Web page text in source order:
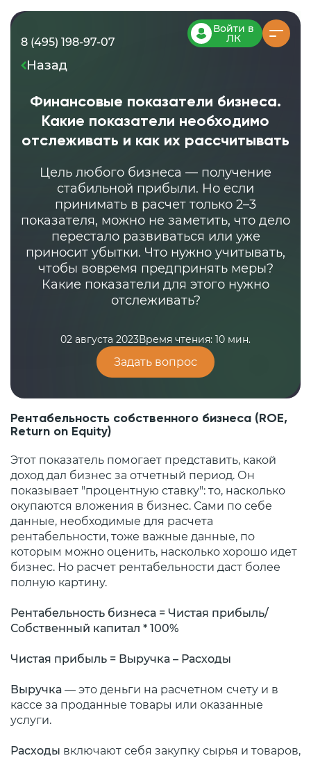
8 (495) 198-97-07
Войти в
ЛК
Назад
Финансовые показатели бизнеса.
Какие показатели необходимо
отслеживать и как их рассчитывать
Цель любого бизнеса — получение
стабильной прибыли. Но если
принимать в расчет только 2–3
показателя, можно не заметить, что дело
перестало развиваться или уже
приносит убытки. Что нужно учитывать,
чтобы вовремя предпринять меры?
Какие показатели для этого нужно
отслеживать?
02 августа 2023Время чтения: 10 мин.
Задать вопрос
Рентабельность собственного бизнеса (ROE,
Return on Equity)
Этот показатель помогает представить, какой
доход дал бизнес за отчетный период. Он
показывает "процентную ставку": то, насколько
окупаются вложения в бизнес. Сами по себе
данные, необходимые для расчета
рентабельности, тоже важные данные, по
которым можно оценить, насколько хорошо идет
бизнес. Но расчет рентабельности даст более
полную картину.
Рентабельность бизнеса = Чистая прибыль/
Собственный капитал * 100%
Чистая прибыль = Выручка – Расходы
Выручка — это деньги на расчетном счету и в
кассе за проданные товары или оказанные
услуги.
Расходы включают себя закупку сырья и товаров,